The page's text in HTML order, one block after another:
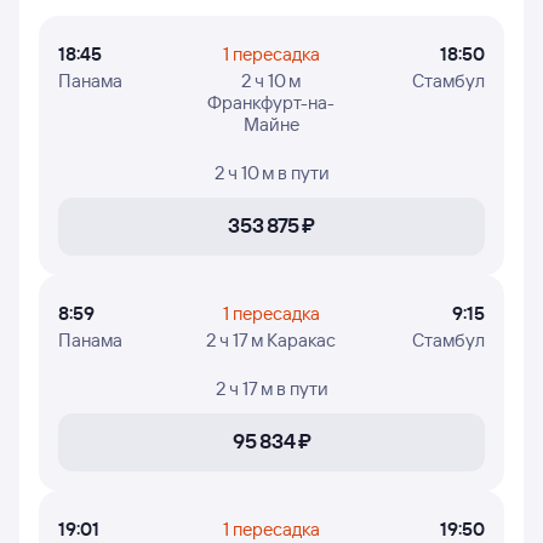
осуществляет полёты.
18:45
Панама
1 пересадка
2 ч 10 м
Франкфурт-на-
Майне
18:50
Стамбул
2 ч 10 м в пути
353 ⁠875 ⁠₽
8:59
Панама
1 пересадка
2 ч 17 м Каракас
9:15
Стамбул
2 ч 17 м в пути
95 ⁠834 ⁠₽
19:01 1 пересадка 19:50